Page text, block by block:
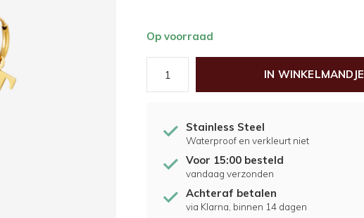
Op voorraad
IN WINKELMANDJE
Stainless Steel
Waterproof en verkleurt niet
Voor 15:00 besteld
vandaag verzonden
Achteraf betalen
via Klarna, binnen 14 dagen